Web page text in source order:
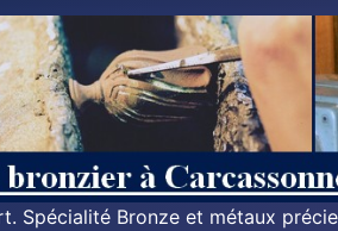
Bronze et métaux